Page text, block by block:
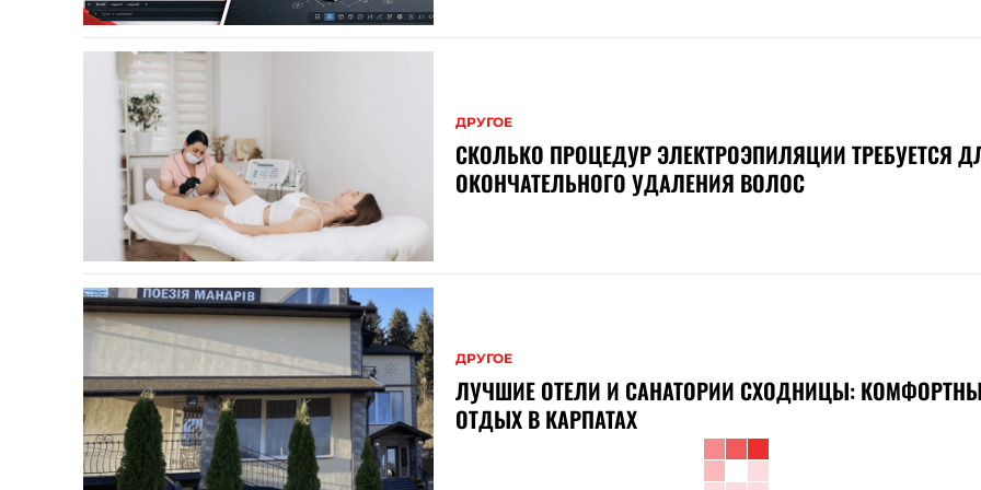
ДРУГОЕ
СКОЛЬКО ПРОЦЕДУР ЭЛЕКТРОЭПИЛЯЦИИ ТРЕБУЕТСЯ
ОКОНЧАТЕЛЬНОГО УДАЛЕНИЯ ВОЛОС
ДРУГОЕ
ЛУЧШИЕ ОТЕЛИ И САНАТОРИИ СХОДНИЦЫ:
ОТДЫХ В КАРПАТАХ